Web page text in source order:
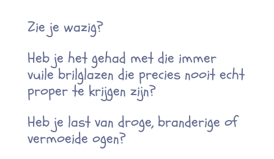
Zie je wazig?
Heb je het gehad met die immer
vuile brilglazen die precies nooit echt
proper te krijgen zijn?
Heb je last van droge, branderige of
vermoeide ogen?